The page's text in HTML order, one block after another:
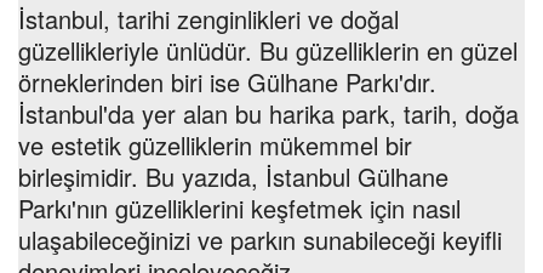
İstanbul, tarihi zenginlikleri ve doğal
güzellikleriyle ünlüdür. Bu güzelliklerin en güzel
örneklerinden biri ise Gülhane Parkı'dır.
İstanbul'da yer alan bu harika park, tarih, doğa
ve estetik güzelliklerin mükemmel bir
birleşimidir. Bu yazıda, İstanbul Gülhane
Parkı'nın güzelliklerini keşfetmek için nasıl
ulaşabileceğinizi ve parkın sunabileceği keyifli